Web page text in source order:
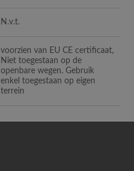
N.v.t.
voorzien van EU CE certificaat,
Niet toegestaan op de
openbare wegen. Gebruik
enkel toegestaan op eigen
terrein